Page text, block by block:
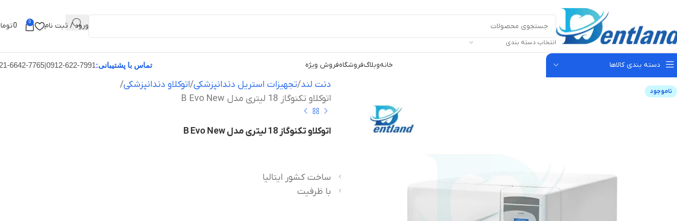
انتخاب دسته بندی
ورود / ثبت نام 0
0
دسته بندی کالاها خانهوبلاگفروشگاهفروش ویژه تماس با پشتیبانی:0912-622-7991
|
6642-7765
ناموجود
دنت لند تجهیزات استریل دندانپزشکی اتوکلاو دندانپزشکی
اتوکلاو تکنوگاز 18 لیتری مدل B Evo New
اتوکلاو تکنوگاز 18 لیتری مدل B Evo New
ساخت کشور ایتالیا
با ظرفیت